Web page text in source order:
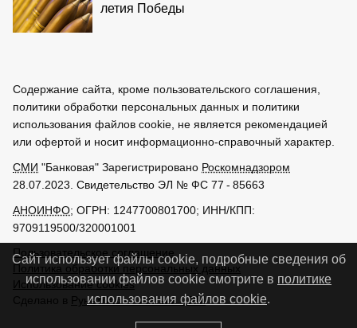
летия Победы
Содержание сайта, кроме пользовательского соглашения,
политики обработки персональных данных и политики
использования файлов cookie, не является рекомендацией
или офертой и носит информационно-справочный характер.
СМИ "Банковая" Зарегистрировано Роскомнадзором
28.07.2023. Свидетельство ЭЛ № ФС 77 - 85663
АНОИНФО; ОГРН: 1247700801700; ИНН/КПП:
9709119500/320001001
Пользовательское соглашение
Политика обработки персональных данных
Использование cookies
Сделано в
РунетЛаб – Сайты и CRM
Сайт использует файлы cookie, подробные сведения об
использовании файлов cookie смотрите в политике
использования файлов cookie.